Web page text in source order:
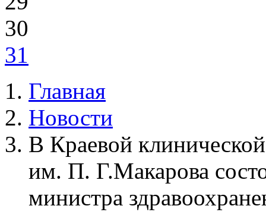
30
31
Главная
Новости
В Краевой
им. П. Г.Макарова
министра